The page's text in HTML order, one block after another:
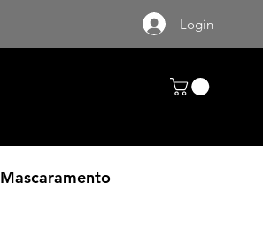
Login
Mascaramento